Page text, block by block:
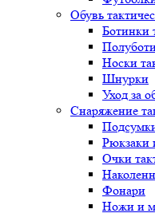
Обувь
Ботинки
Носки
Шнурки
Уход за
Снаряжение
Рюкзаки
Очки
Фонари
Ножи и